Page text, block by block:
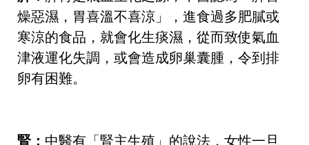
燥惡濕，胃喜溫不喜涼」，進食過多肥膩或
寒涼的食品，就會化生痰濕，從而致使氣血
津液運化失調，或會造成卵巢囊腫，令到排
卵有困難。
腎： 中醫有「腎主生殖」的說法，女性一旦